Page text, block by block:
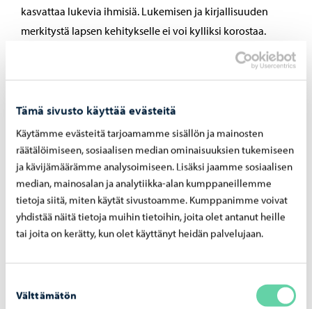
Tämä sivusto käyttää evästeitä
Käytämme evästeitä tarjoamamme sisällön ja mainosten
räätälöimiseen, sosiaalisen median ominaisuuksien tukemiseen
ja kävijämäärämme analysoimiseen. Lisäksi jaamme sosiaalisen
median, mainosalan ja analytiikka-alan kumppaneillemme
tietoja siitä, miten käytät sivustoamme. Kumppanimme voivat
yhdistää näitä tietoja muihin tietoihin, joita olet antanut heille
tai joita on kerätty, kun olet käyttänyt heidän palvelujaan.
valinta
Välttämätön
kasvattaa lukevia ihmisiä. Lukemisen ja kirjallisuuden
merkitystä lapsen kehitykselle ei voi kylliksi korostaa.
maailmankuvaa ja vahvistaa ilmaisukykyä. Se lisää myös
ajatteluun. Lukeminen lisää keskittymiskykyä, opettaa
maailmasta ja rauhoittaa läsnäoloon. Kirjallisuudesta
löytyy esikuvia tai tukea esimerkiksi hämmentävien
tunteiden tai vaikean elämäntilanteen käsittelyyn.
– Hyvä kirja imaisee mukaansa kuin taika.
Sanataidekerhossa tapahtuu parhaimmillaan sama:
ja arkinen maailma katoaa, Anttonen tiivistää.
Porvoon kaupunki on sitoutunut lasten ja nuorten